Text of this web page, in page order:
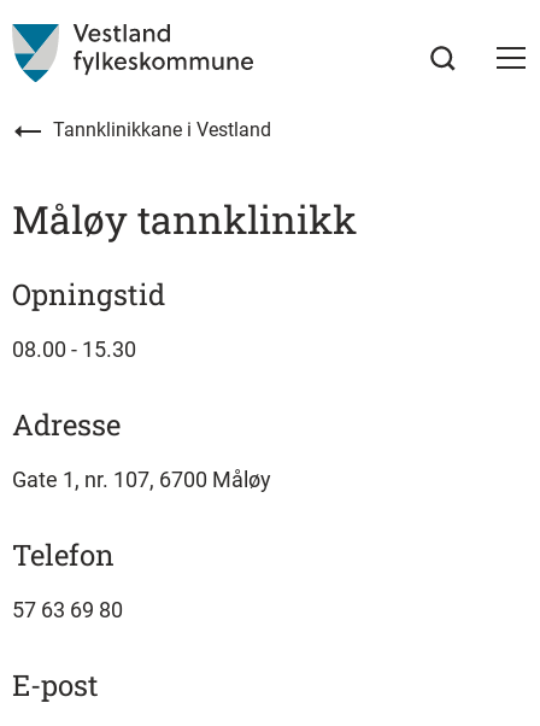
Tannklinikkane i Vestland
Måløy tannklinikk
Opningstid
08.00 - 15.30
Adresse
Gate 1, nr. 107, 6700 Måløy
Telefon
57 63 69 80
E-post